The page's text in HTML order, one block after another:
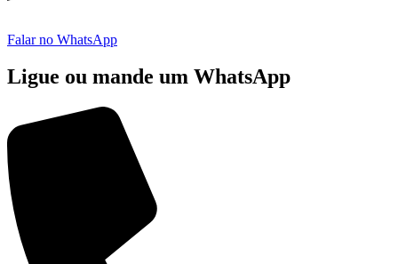
Falar no WhatsApp
Ligue ou mande um WhatsApp